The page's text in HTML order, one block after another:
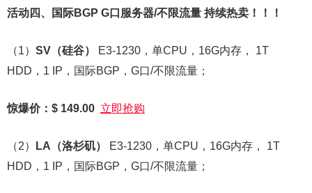
活动四、国际BGP G口服务器/不限流量 持续热卖！！！
（1） SV （硅谷）
E3-1230，单CPU，16G内存， 1T
HDD，1 IP，国际BGP，G口/不限流量；
惊爆价：$ 149.00 立即抢购
（2） LA （洛杉矶）
E3-1230，单CPU，16G内存， 1T
HDD，1 IP，国际BGP，G口/不限流量；